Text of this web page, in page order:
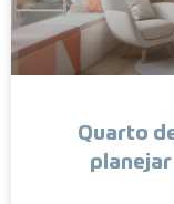
Quarto